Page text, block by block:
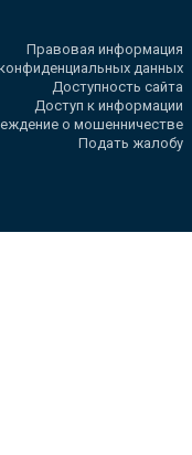
Правовая информация
данных
Доступность сайта
Доступ к информации
о мошенничестве
Подать жалобу